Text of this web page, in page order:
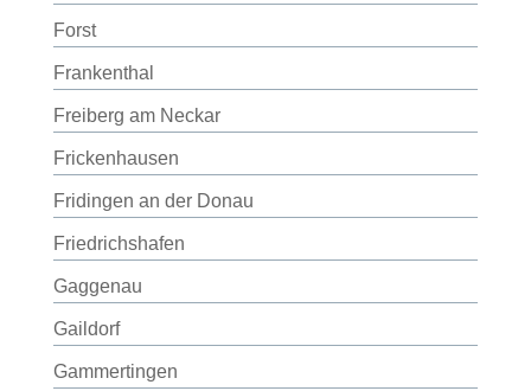
Forst
Frankenthal
Freiberg am Neckar
Frickenhausen
Fridingen an der Donau
Friedrichshafen
Gaggenau
Gaildorf
Gammertingen